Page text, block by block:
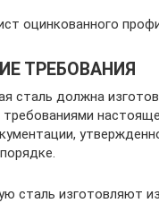
оцинкованного
ТРЕБОВАНИЯ
сталь должна
сталь изготовляют